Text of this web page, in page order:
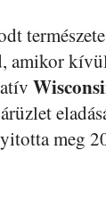
amikor
meg